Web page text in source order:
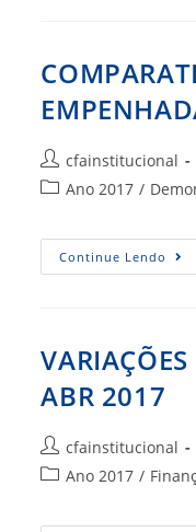
Autor
do
cfainstitucional
Categoria
post:
Ano 2017 /
Continue Lendo
ABR 2017
Autor
do
cfainstitucional
Categoria
post:
Ano 2017 /